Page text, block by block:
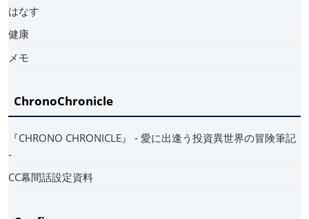
はなす
健康
メモ
ChronoChronicle
『CHRONO CHRONICLE』 ‐ 愛に出逢う投資異世界の冒険筆記
‐
CC幕間話設定資料